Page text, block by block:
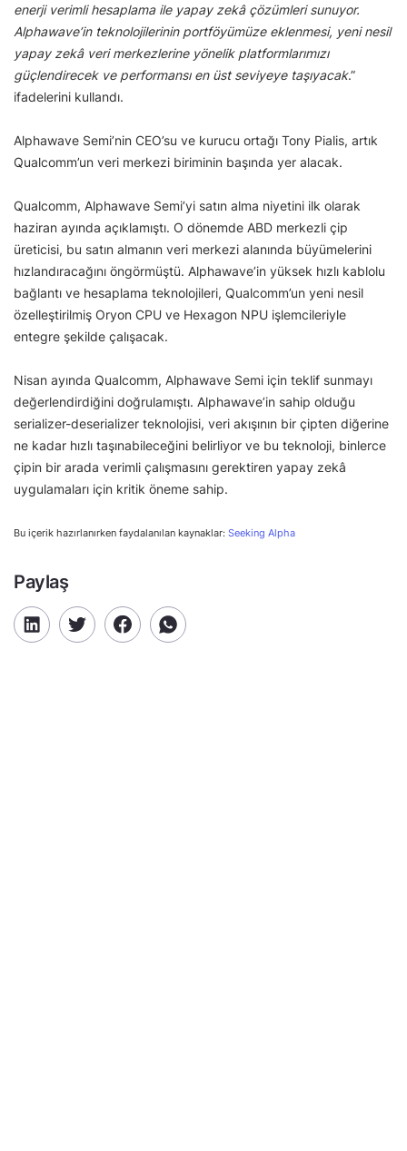
enerji verimli hesaplama ile yapay zekâ çözümleri sunuyor.
Alphawave’in teknolojilerinin portföyümüze eklenmesi, yeni nesil
yapay zekâ veri merkezlerine yönelik platformlarımızı
güçlendirecek ve performansı en üst seviyeye taşıyacak.”
ifadelerini kullandı.
Alphawave Semi’nin CEO’su ve kurucu ortağı Tony Pialis, artık
Qualcomm’un veri merkezi biriminin başında yer alacak.
Qualcomm, Alphawave Semi’yi satın alma niyetini ilk olarak
haziran ayında açıklamıştı. O dönemde ABD merkezli çip
üreticisi, bu satın almanın veri merkezi alanında büyümelerini
hızlandıracağını öngörmüştü. Alphawave’in yüksek hızlı kablolu
bağlantı ve hesaplama teknolojileri, Qualcomm’un yeni nesil
özelleştirilmiş Oryon CPU ve Hexagon NPU işlemcileriyle
entegre şekilde çalışacak.
Nisan ayında Qualcomm, Alphawave Semi için teklif sunmayı
değerlendirdiğini doğrulamıştı. Alphawave’in sahip olduğu
serializer-deserializer teknolojisi, veri akışının bir çipten diğerine
ne kadar hızlı taşınabileceğini belirliyor ve bu teknoloji, binlerce
çipin bir arada verimli çalışmasını gerektiren yapay zekâ
uygulamaları için kritik öneme sahip.
Bu içerik hazırlanırken faydalanılan kaynaklar: Seeking Alpha
Paylaş